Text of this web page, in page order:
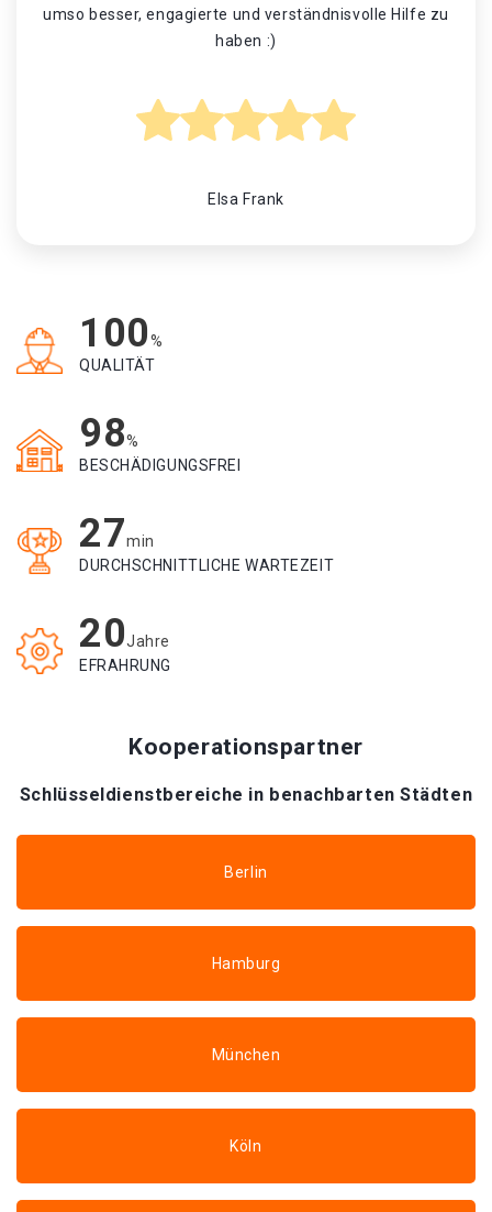
umso besser, engagierte und verständnisvolle Hilfe zu
haben :)
Elsa Frank
100%
QUALITÄT
98%
BESCHÄDIGUNGSFREI
27min
DURCHSCHNITTLICHE WARTEZEIT
20Jahre
EFRAHRUNG
Kooperationspartner
Schlüsseldienstbereiche in benachbarten Städten
Berlin
Hamburg
München
Köln